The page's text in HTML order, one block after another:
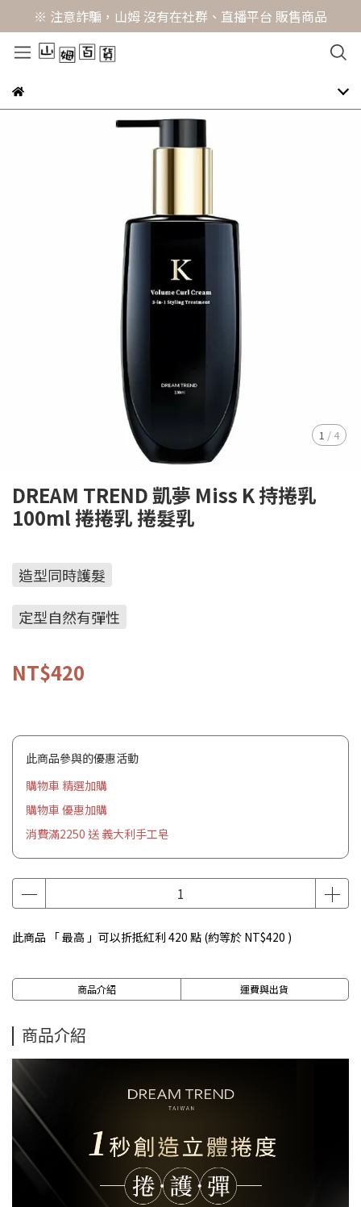
※ 注意詐騙，山姆 沒有在社群、直播平台 販售商品
1 / 4
DREAM TREND 凱夢 Miss K 持捲乳
100ml 捲捲乳 捲髮乳
造型同時護髮
定型自然有彈性
NT$420
此商品參與的優惠活動
購物車 精選加購
購物車 優惠加購
消費滿2250 送 義大利手工皂
此商品 「 最高 」可以折抵紅利 420 點 (約等於 NT$420 )
商品介紹 運費與出貨
商品介紹